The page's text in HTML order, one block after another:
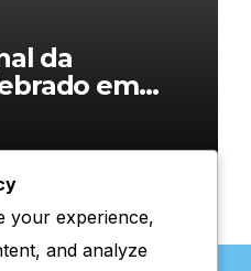
da
em
your experience,
and analyze